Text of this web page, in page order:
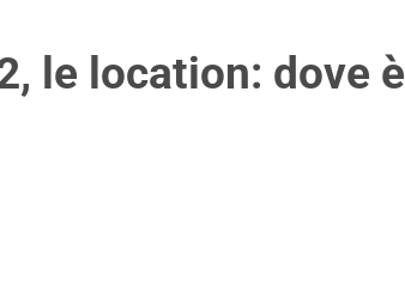
le location: dove è